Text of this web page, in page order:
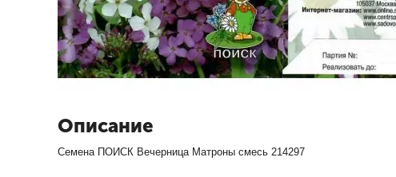
Описание
Семена ПОИСК Вечерница Матроны смесь 214297